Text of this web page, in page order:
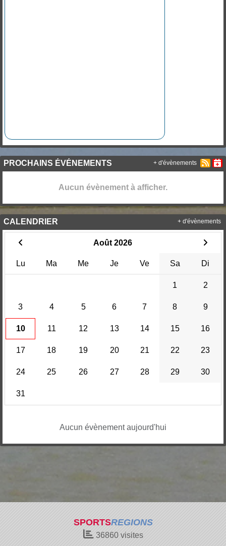
PROCHAINS ÉVÉNEMENTS
Aucun évènement à afficher.
+ d'évènements
CALENDRIER
Août 2026
Lu Ma Me Je Ve Sa Di
1 2
3 4 5 6 7 8 9
10 11 12 13 14 15 16
17 18 19 20 21 22 23
24 25 26 27 28 29 30
31
Aucun évènement aujourd'hui
+ d'évènements
SPORTSREGIONS
36860visites